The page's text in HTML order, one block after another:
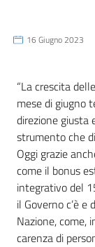
16 Giugno 2023
“La crescita
mese di giugno
direzione giusta
strumento che
Oggi grazie
come il bonus
integrativo del
il Governo c’è
Nazione, come,
carenza di